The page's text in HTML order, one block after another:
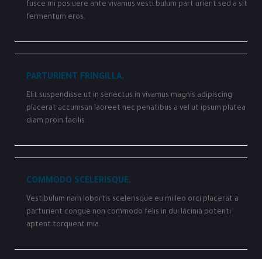
fusce mi pos uere ante vivamus vesti bulum part urient sed a sit
fermentum eros.
PARTURIENT FRINGILLA.
Elit suspendisse ut in senectus in vivamus magnis adipiscing
placerat accumsan laoreet nec penatibus a vel ut ipsum platea
diam proin facilis.
COMMODO SCELERISQUE.
Vestibulum nam lobortis scelerisque eu mi leo orci placerat a
parturient congue non commodo felis in dui lacinia potenti
aptent torquent mia.